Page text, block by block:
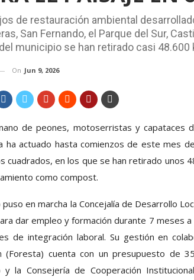
de restauración ambiental
San Fernando, el Parque del Sur,
municipio se han retirado casi
On Jun 9, 2026
de peones, motoserristas y capataces
ha actuado hasta comienzos de este mes
cuadrados, en los que se han retirado unos
como compost.
en marcha la Concejalía de Desarrollo
dar empleo y formación durante 7 meses
de integración laboral. Su gestión en
(Foresta) cuenta con un presupuesto de
y la Consejería de Cooperación